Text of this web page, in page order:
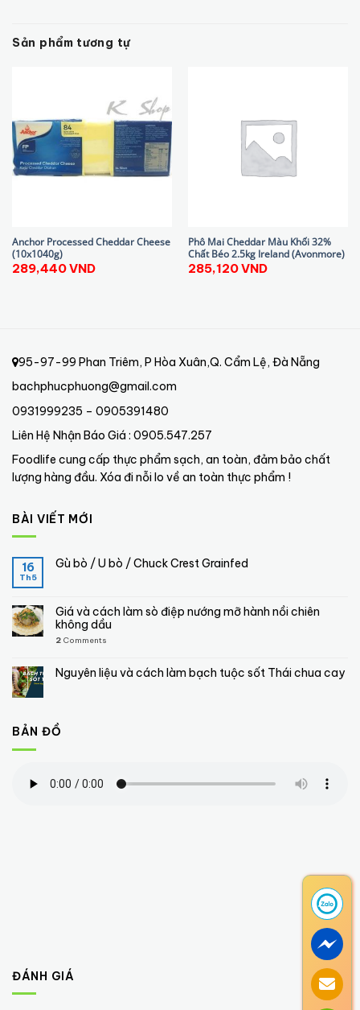
Sản phẩm tương tự
Anchor Processed Cheddar Cheese
(10x1040g)
289,440VND
Phô Mai Cheddar Màu Khối 32%
Chất Béo 2.5kg Ireland (Avonmore)
285,120VND
95-97-99 Phan Triêm, P Hòa Xuân,Q. Cẩm Lệ, Đà Nẵng
bachphucphuong@gmail.com
0931999235 – 0905391480
Liên Hệ Nhận Báo Giá : 0905.547.257
Foodlife cung cấp thực phẩm sạch, an toàn, đảm bảo chất
lượng hàng đầu. Xóa đi nỗi lo về an toàn thực phẩm !
BÀI VIẾT MỚI
16
Th5
Gù bò / U bò / Chuck Crest Grainfed
Giá và cách làm sò điệp nướng mỡ hành nồi chiên
không dầu
2 Comments
Nguyên liệu và cách làm bạch tuộc sốt Thái chua cay
BẢN ĐỒ
ĐÁNH GIÁ